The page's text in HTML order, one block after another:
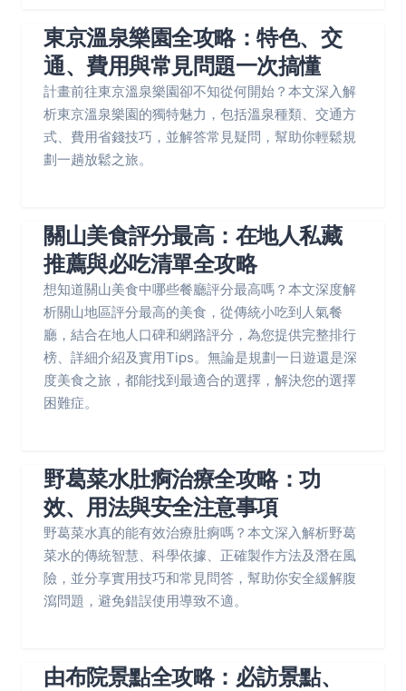
東京溫泉樂園全攻略：特色、交
通、費用與常見問題一次搞懂
計畫前往東京溫泉樂園卻不知從何開始？本文深入解
析東京溫泉樂園的獨特魅力，包括溫泉種類、交通方
式、費用省錢技巧，並解答常見疑問，幫助你輕鬆規
劃一趟放鬆之旅。
關山美食評分最高：在地人私藏
推薦與必吃清單全攻略
想知道關山美食中哪些餐廳評分最高嗎？本文深度解
析關山地區評分最高的美食，從傳統小吃到人氣餐
廳，結合在地人口碑和網路評分，為您提供完整排行
榜、詳細介紹及實用Tips。無論是規劃一日遊還是深
度美食之旅，都能找到最適合的選擇，解決您的選擇
困難症。
野葛菜水肚痾治療全攻略：功
效、用法與安全注意事項
野葛菜水真的能有效治療肚痾嗎？本文深入解析野葛
菜水的傳統智慧、科學依據、正確製作方法及潛在風
險，並分享實用技巧和常見問答，幫助你安全緩解腹
瀉問題，避免錯誤使用導致不適。
由布院景點全攻略：必訪景點、